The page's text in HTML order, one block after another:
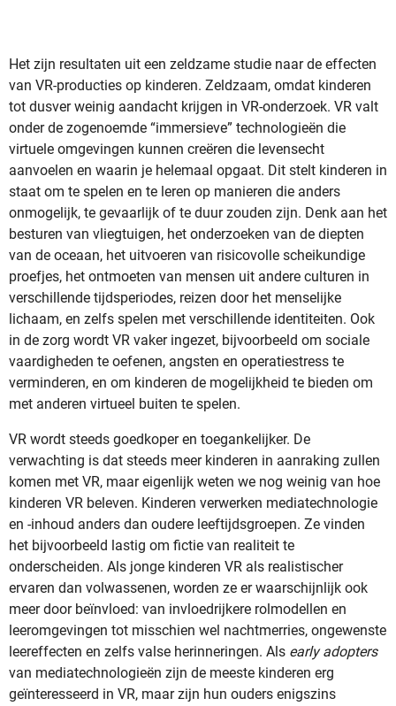
Het zijn resultaten uit een zeldzame studie naar de effecten
van VR-producties op kinderen. Zeldzaam, omdat kinderen
tot dusver weinig aandacht krijgen in VR-onderzoek. VR valt
onder de zogenoemde “immersieve” technologieën die
virtuele omgevingen kunnen creëren die levensecht
aanvoelen en waarin je helemaal opgaat. Dit stelt kinderen in
staat om te spelen en te leren op manieren die anders
onmogelijk, te gevaarlijk of te duur zouden zijn. Denk aan het
besturen van vliegtuigen, het onderzoeken van de diepten
van de oceaan, het uitvoeren van risicovolle scheikundige
proefjes, het ontmoeten van mensen uit andere culturen in
verschillende tijdsperiodes, reizen door het menselijke
lichaam, en zelfs spelen met verschillende identiteiten. Ook
in de zorg wordt VR vaker ingezet, bijvoorbeeld om sociale
vaardigheden te oefenen, angsten en operatiestress te
verminderen, en om kinderen de mogelijkheid te bieden om
met anderen virtueel buiten te spelen.
VR wordt steeds goedkoper en toegankelijker. De
verwachting is dat steeds meer kinderen in aanraking zullen
komen met VR, maar eigenlijk weten we nog weinig van hoe
kinderen VR beleven. Kinderen verwerken mediatechnologie
en -inhoud anders dan oudere leeftijdsgroepen. Ze vinden
het bijvoorbeeld lastig om fictie van realiteit te
onderscheiden. Als jonge kinderen VR als realistischer
ervaren dan volwassenen, worden ze er waarschijnlijk ook
meer door beïnvloed: van invloedrijkere rolmodellen en
leeromgevingen tot misschien wel nachtmerries, ongewenste
leereffecten en zelfs valse herinneringen. Als early adopters
van mediatechnologieën zijn de meeste kinderen erg
geïnteresseerd in VR, maar zijn hun ouders enigszins